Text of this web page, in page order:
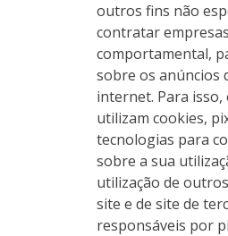
outros fins não
contratar
comportamental,
sobre os anúncios
internet. Para isso,
utilizam cookies,
tecnologias para
sobre a sua
utilização de
site e de site de
responsáveis por